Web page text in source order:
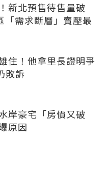
新北預售待售量破
「需求斷層」賣壓最
住！他拿里長證明爭
敗訴
岸豪宅「房價又破
原因